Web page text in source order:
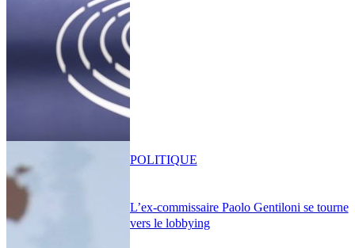
L’ex-commissaire Paolo Gentiloni se tourne
vers le lobbying
POLITIQUE